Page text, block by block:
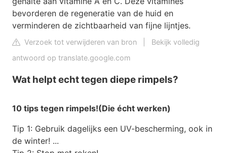
bevorderen de regeneratie van de huid en
verminderen de zichtbaarheid van fijne lijntjes.
Verzoek tot verwijderen van bron
Bekijk volledig
antwoord op translate.google.com
Wat helpt echt tegen diepe rimpels?
10 tips tegen rimpels!(Die écht werken)
Tip 1: Gebruik dagelijks een UV-bescherming, ook in
de winter! ...